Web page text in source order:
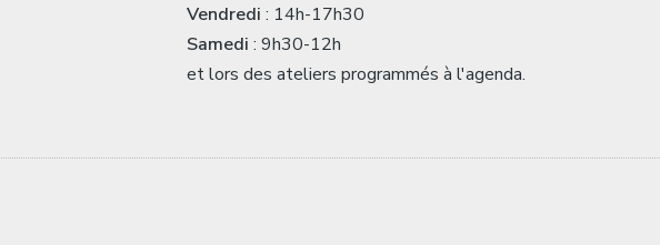
Vendredi : 14h-17h30
Samedi : 9h30-12h
et lors des ateliers programmés à l'agenda.